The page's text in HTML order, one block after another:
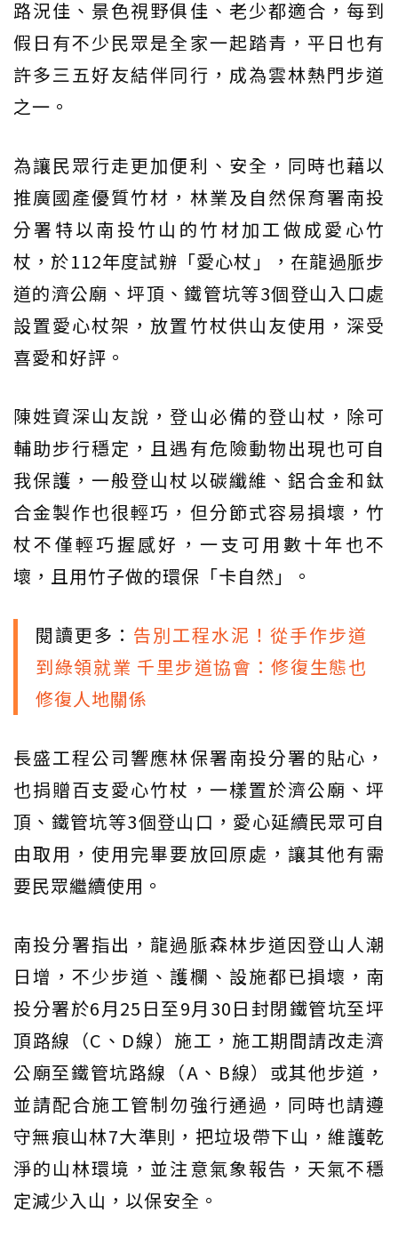
路況佳、景色視野俱佳、老少都適合，每到
假日有不少民眾是全家一起踏青，平日也有
許多三五好友結伴同行，成為雲林熱門步道
之一。
為讓民眾行走更加便利、安全，同時也藉以
推廣國產優質竹材，林業及自然保育署南投
分署特以南投竹山的竹材加工做成愛心竹
杖，於112年度試辦「愛心杖」，在龍過脈步
道的濟公廟、坪頂、鐵管坑等3個登山入口處
設置愛心杖架，放置竹杖供山友使用，深受
喜愛和好評。
陳姓資深山友說，登山必備的登山杖，除可
輔助步行穩定，且遇有危險動物出現也可自
我保護，一般登山杖以碳纖維、鋁合金和鈦
合金製作也很輕巧，但分節式容易損壞，竹
杖不僅輕巧握感好，一支可用數十年也不
壞，且用竹子做的環保「卡自然」。
閱讀更多： 告別工程水泥！從手作步道
到綠領就業 千里步道協會：修復生態也
修復人地關係
長盛工程公司響應林保署南投分署的貼心，
也捐贈百支愛心竹杖，一樣置於濟公廟、坪
頂、鐵管坑等3個登山口，愛心延續民眾可自
由取用，使用完畢要放回原處，讓其他有需
要民眾繼續使用。
南投分署指出，龍過脈森林步道因登山人潮
日增，不少步道、護欄、設施都已損壞，南
投分署於6月25日至9月30日封閉鐵管坑至坪
頂路線（C、D線）施工，施工期間請改走濟
公廟至鐵管坑路線（A、B線）或其他步道，
並請配合施工管制勿強行通過，同時也請遵
守無痕山林7大準則，把垃圾帶下山，維護乾
淨的山林環境，並注意氣象報告，天氣不穩
定減少入山，以保安全。